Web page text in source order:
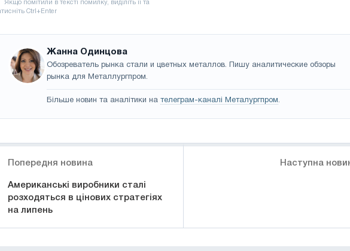
Жанна Одинцова
Обозреватель рынка стали и цветных металлов. Пишу аналитические обзоры
рынка для Металлургпром.
Більше новин та аналітики на телеграм-каналі Металургпром.
Попередня новина
Американські виробники сталі
розходяться в цінових стратегіях
на липень
Наступна